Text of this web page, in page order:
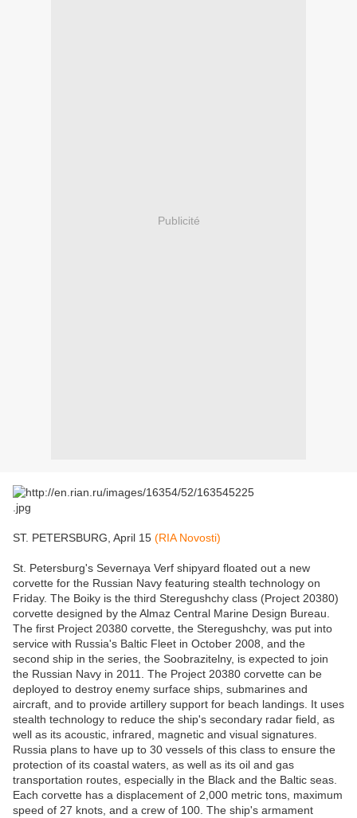
Publicité
ST. PETERSBURG, April 15 (RIA Novosti)
St. Petersburg's Severnaya Verf shipyard floated out a new
corvette for the Russian Navy featuring stealth technology on
Friday. The Boiky is the third Steregushchy class (Project 20380)
corvette designed by the Almaz Central Marine Design Bureau.
The first Project 20380 corvette, the Steregushchy, was put into
service with Russia's Baltic Fleet in October 2008, and the
second ship in the series, the Soobrazitelny, is expected to join
the Russian Navy in 2011. The Project 20380 corvette can be
deployed to destroy enemy surface ships, submarines and
aircraft, and to provide artillery support for beach landings. It uses
stealth technology to reduce the ship's secondary radar field, as
well as its acoustic, infrared, magnetic and visual signatures.
Russia plans to have up to 30 vessels of this class to ensure the
protection of its coastal waters, as well as its oil and gas
transportation routes, especially in the Black and the Baltic seas.
Each corvette has a displacement of 2,000 metric tons, maximum
speed of 27 knots, and a crew of 100. The ship's armament